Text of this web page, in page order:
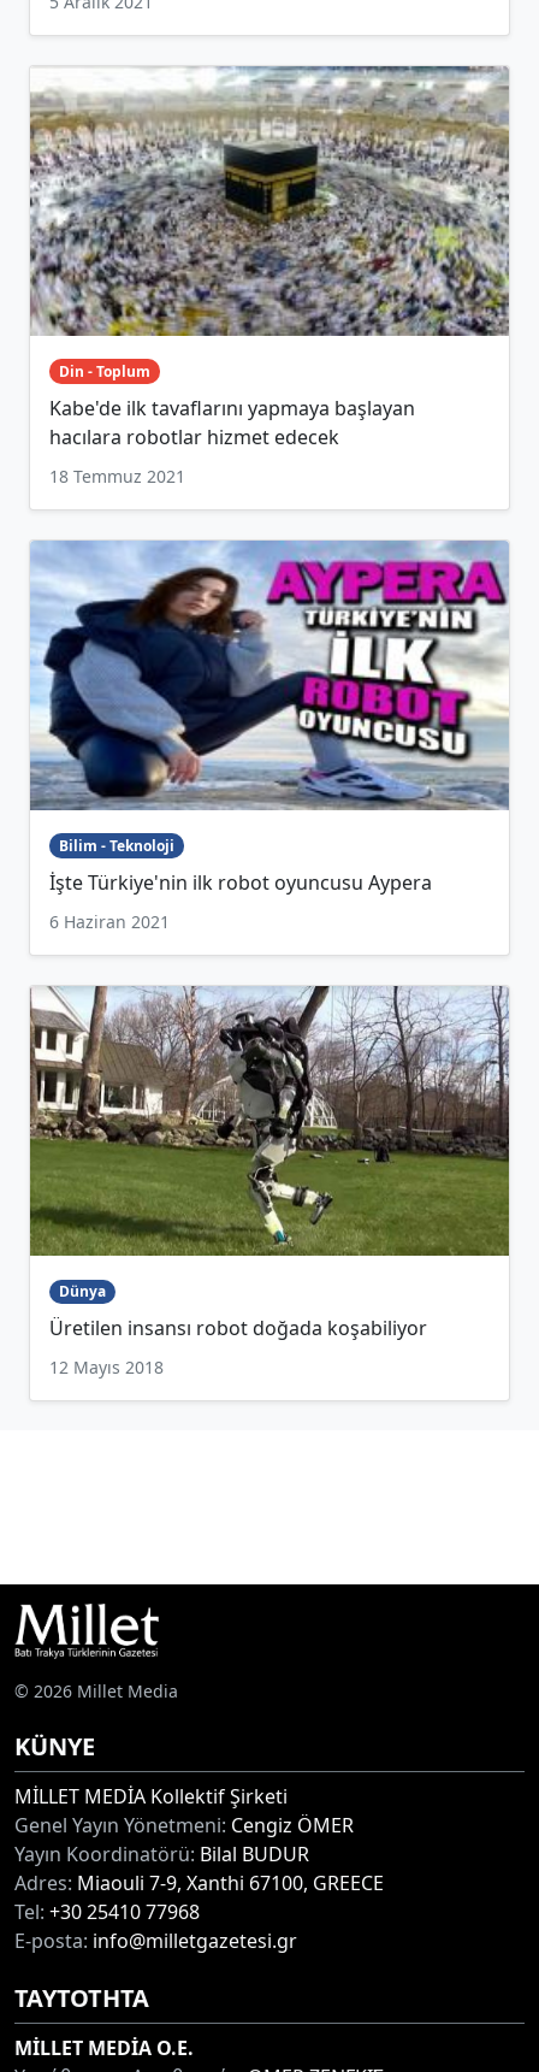
Din - Toplum
Kabe'de ilk tavaflarını yapmaya başlayan
hacılara robotlar hizmet edecek
18 Temmuz 2021
Bilim - Teknoloji
İşte Türkiye'nin ilk robot oyuncusu Aypera
6 Haziran 2021
Dünya
Üretilen insansı robot doğada koşabiliyor
12 Mayıs 2018
© 2026 Millet Media
KÜNYE
MİLLET MEDİA Kollektif Şirketi
Genel Yayın Yönetmeni: Cengiz ÖMER
Yayın Koordinatörü: Bilal BUDUR
Adres: Miaouli 7-9, Xanthi 67100, GREECE
Tel: +30 25410 77968
E-posta: info@milletgazetesi.gr
ΤΑΥΤΟΤΗΤΑ
MİLLET MEDİA O.E.